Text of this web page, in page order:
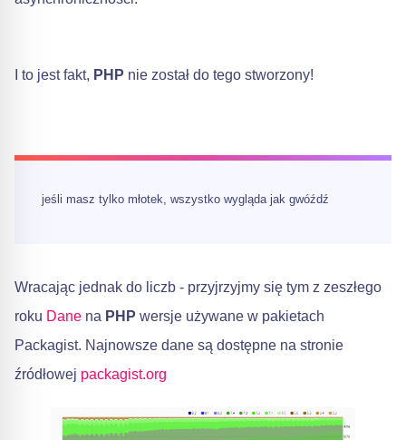
I to jest fakt, PHP nie został do tego stworzony!
jeśli masz tylko młotek, wszystko wygląda jak gwóźdź
Wracając jednak do liczb - przyjrzyjmy się tym z zeszłego
roku Dane na PHP wersje używane w pakietach
Packagist. Najnowsze dane są dostępne na stronie
źródłowej packagist.org